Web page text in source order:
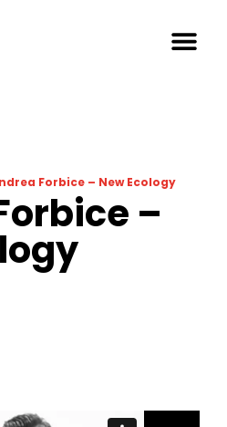
Forbice – New Ecology
–